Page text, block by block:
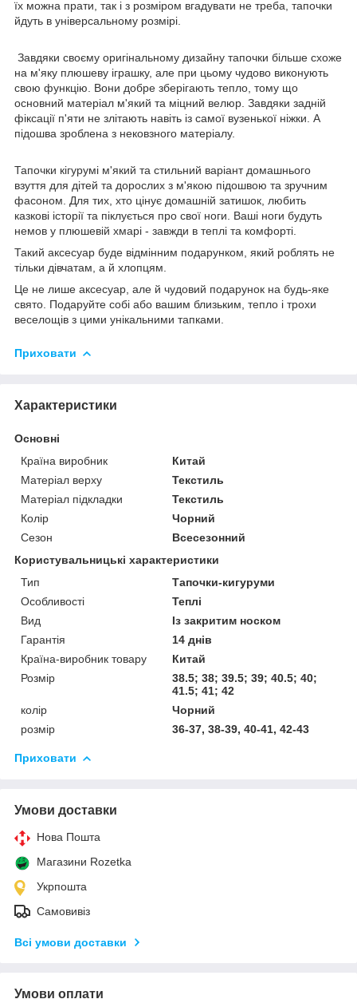
їх можна прати, так і з розміром вгадувати не треба, тапочки
йдуть в універсальному розмірі.
Завдяки своєму оригінальному дизайну тапочки більше схоже
на м'яку плюшеву іграшку, але при цьому чудово виконують
свою функцію. Вони добре зберігають тепло, тому що
основний матеріал м'який та міцний велюр. Завдяки задній
фіксації п'яти не злітають навіть із самої вузенької ніжки. А
підошва зроблена з нековзного матеріалу.
Тапочки кігурумі м'який та стильний варіант домашнього
взуття для дітей та дорослих з м'якою підошвою та зручним
фасоном. Для тих, хто цінує домашній затишок, любить
казкові історії та піклується про свої ноги. Ваші ноги будуть
немов у плюшевій хмарі - завжди в теплі та комфорті.
Такий аксесуар буде відмінним подарунком, який роблять не
тільки дівчатам, а й хлопцям.
Це не лише аксесуар, але й чудовий подарунок на будь-яке
свято. Подаруйте собі або вашим близьким, тепло і трохи
веселощів з цими унікальними тапками.
Приховати
Характеристики
Основні
Країна виробник
Китай
Матеріал верху
Текстиль
Матеріал підкладки
Текстиль
Колір
Чорний
Сезон
Всесезонний
Користувальницькі характеристики
Тип
Тапочки-кигуруми
Особливості
Теплі
Вид
Із закритим носком
Гарантія
14 днів
Країна-виробник товару
Китай
Розмір
38.5; 38; 39.5; 39; 40.5; 40;
41.5; 41; 42
колір
Чорний
розмір
36-37, 38-39, 40-41, 42-43
Приховати
Умови доставки
Нова Пошта
Магазини Rozetka
Укрпошта
Самовивіз
Всі умови доставки
Умови оплати